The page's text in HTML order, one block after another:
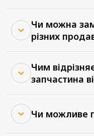
Чи можна
різних
Чим
запчастина
Чи можливе